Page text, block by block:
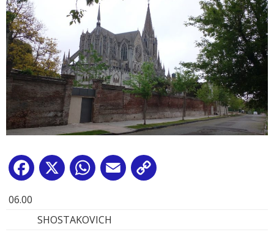
Facebook
X WhatsApp
Email
06.00
SHOSTAKOVICH